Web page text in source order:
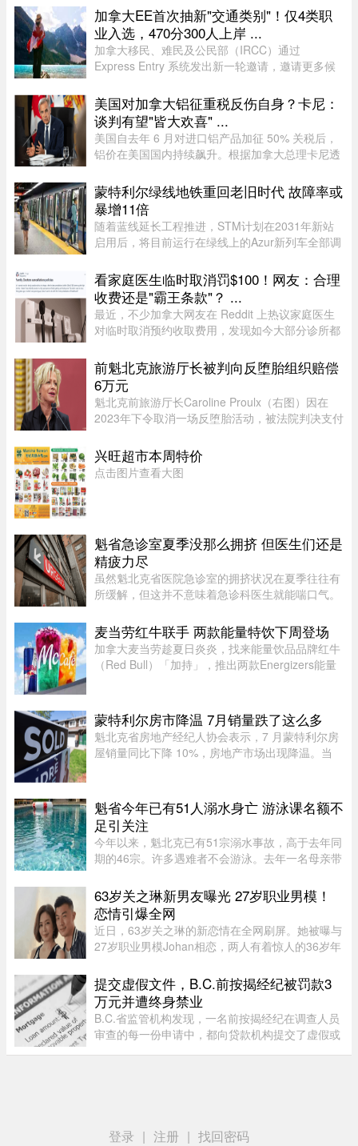
Mach，成交价达9300万元。Groupe Mach董事长
兼首席执行官Vincent Chiara昨天周四向 ...
加拿大EE首次抽新"交通类别"！仅4类职
业入选，470分300人上岸 ...
加拿大移民、难民及公民部（IRCC）通过
Express Entry 系统发出新一轮邀请，邀请更多候
Andre Furtado在本次抽选中，移民部针对全新的
交通类别（Transport category）发出 ...
美国对加拿大铝征重税反伤自身？卡尼：
谈判有望"皆大欢喜" ...
美国自去年 6 月对进口铝产品加征 50% 关税后，
铝价在美国国内持续飙升。根据加拿大总理卡尼透
物价指数上涨了 52%。卡尼在魁省一处 Rio Tinto
铝厂外对媒体表示："虽 ...
蒙特利尔绿线地铁重回老旧时代 故障率或
暴增11倍
随着蓝线延长工程推进，STM计划在2031年新站
启用后，将目前运行在绿线上的Azur新列车全部调
客流量最高的绿线可能几乎全部由服役多年的MR-
73老旧列车运营。Projet Montr ...
看家庭医生临时取消罚$100！网友：合理
收费还是"霸王条款"？ ...
最近，不少加拿大网友在 Reddit 上热议家庭医生
对临时取消预约收取费用，发现如今大部分诊所都
$60至$100之间。多名网友表示，这类收费政策其
实已经实行十年以上，$60 ...
前魁北克旅游厅长被判向反堕胎组织赔偿
6万元
魁北克前旅游厅长Caroline Proulx（右图）因在
2023年下令取消一场反堕胎活动，被法院判决支付
Caroline Proulx“滥用了自己的权力”，其行为缺乏
合理依据。 ...
兴旺超市本周特价
点击图片查看大图
魁省急诊室夏季没那么拥挤 但医生们还是
精疲力尽
虽然魁北克省医院急诊室的拥挤状况在夏季往往有
所缓解，但这并不意味着急诊科医生就能喘口气。
Couture 医生指出，近年来急诊医生的工作负担不
断加重，我们再也无法沿用“ ...
麦当劳红牛联手 两款能量特饮下周登场
加拿大麦当劳趁夏日炎炎，找来能量饮品品牌红牛
（Red Bull）「加持」，推出两款Energizers能量
红牛能量饮品配搭蓝树莓（blu ...
蒙特利尔房市降温 7月销量跌了这么多
魁北克省房地产经纪人协会表示，7 月蒙特利尔房
屋销量同比下降 10%，房地产市场出现降温。当
地区所有房屋类型以及各 ...
魁省今年已有51人溺水身亡 游泳课名额不
足引关注
今年以来，魁北克已有51宗溺水事故，高于去年同
期的46宗。许多遇难者不会游泳。去年一名母亲带
特利尔市增加游泳课名额，因为目前远远无法满足
需求。2025年6月，34岁的E ...
63岁关之琳新男友曝光 27岁职业男模！
恋情引爆全网
近日，63岁关之琳的新恋情在全网刷屏。她被曝与
27岁职业男模Johan相恋，两人有着惊人的36岁年
认，作为当事人的关之琳却始终保持沉默，既不承
认也不否认，这份淡定态度， ...
提交虚假文件，B.C.前按揭经纪被罚款3
万元并遭终身禁业
B.C.省监管机构发现，一名前按揭经纪在调查人员
审查的每一份申请中，都向贷款机构提交了虚假或
登录 | 注册 | 找回密码